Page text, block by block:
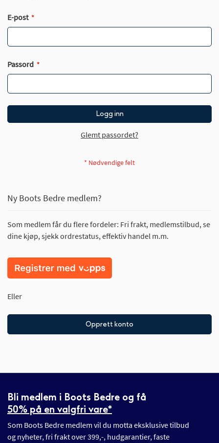
E-post
Passord
Logg inn
Glemt passordet?
Ny Boots Bedre medlem?
Som medlem får du flere fordeler: Fri frakt, medlemstilbud, se
dine kjøp, sjekk ordrestatus, effektiv handel m.m.
Eller
Opprett konto
Bli medlem i Boots Bedre og få
50% på en valgfri vare*
Som Boots Bedre medlem vil du motta eksklusive tilbud
og nyheter, fri frakt over 399,-, hudgarantier, faste